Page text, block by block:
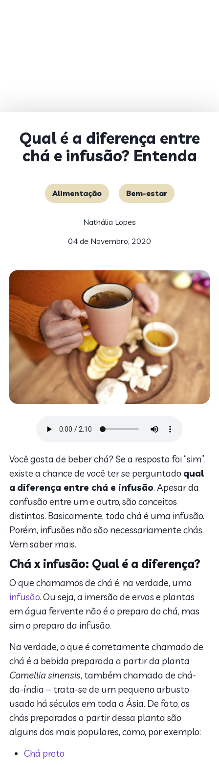
Qual é a diferença entre
chá e infusão? Entenda
Alimentação Bem-estar
Nathália Lopes
04 de Novembro, 2020
Você gosta de beber chá? Se a resposta foi “sim”,
existe a chance de você ter se perguntado qual
a diferença entre chá e infusão. Apesar da
confusão entre um e outro, são conceitos
distintos. Basicamente, todo chá é uma infusão.
Porém, infusões não são necessariamente chás.
Vem saber mais.
Chá x infusão: Qual é a diferença?
O que chamamos de chá é, na verdade, uma
infusão. Ou seja, a imersão de ervas e plantas
em água fervente não é o preparo do chá, mas
sim o preparo da infusão.
Na verdade, o que é corretamente chamado de
chá é a bebida preparada a partir da planta
Camelliasinensis, também chamada de chá-
da-índia – trata-se de um pequeno arbusto
usado há séculos em toda a Ásia. De fato, os
chás preparados a partir dessa planta são
alguns dos mais populares, como, por exemplo:
Chá preto